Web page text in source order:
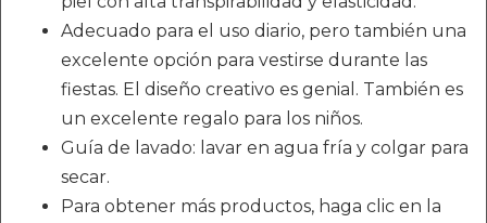
Adecuado para el uso diario, pero también una
excelente opción para vestirse durante las
fiestas. El diseño creativo es genial. También es
un excelente regalo para los niños.
Guía de lavado: lavar en agua fría y colgar para
secar.
Para obtener más productos, haga clic en la